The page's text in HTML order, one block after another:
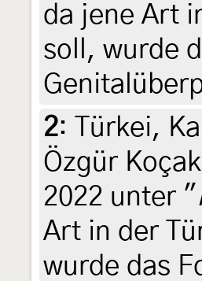
da jene Art
soll, wurde
2:
Türkei,
Özgür
2022 unter "
Art in der
wurde das